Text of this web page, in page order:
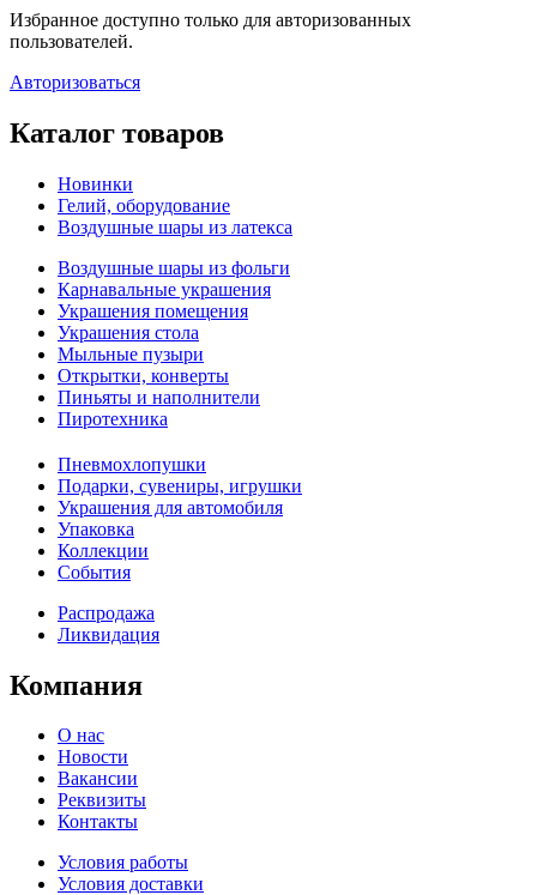
Избранное доступно только для авторизованных
пользователей.
Авторизоваться
Каталог товаров
Новинки
Гелий, оборудование
Воздушные шары из латекса
Воздушные шары из фольги
Карнавальные украшения
Украшения помещения
Украшения стола
Мыльные пузыри
Открытки, конверты
Пиньяты и наполнители
Пиротехника
Пневмохлопушки
Подарки, сувениры, игрушки
Украшения для автомобиля
Упаковка
Коллекции
События
Распродажа
Ликвидация
Компания
О нас
Новости
Вакансии
Реквизиты
Контакты
Условия работы
Условия доставки